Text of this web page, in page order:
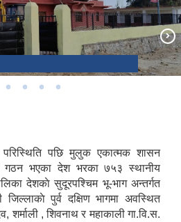
परिस्थिति पछि मुलुक एकात्मक शासन
गठन भएका देश भरका ७५३ स्थानीय
देशकाे सुदूरपश्चिम भू-भाग अन्तर्गत
पुर्व दक्षिण भागमा अवस्थित
, शिवनाथ र महाकाली गा.वि.स.